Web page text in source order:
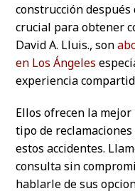
construcción
crucial para obtener
David A. Lluis., son
en Los Ángeles
experiencia
Ellos ofrecen la
tipo de
estos accidentes.
consulta sin
hablarle de sus